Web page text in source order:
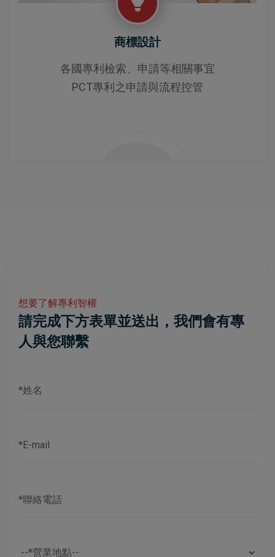
商標設計
各國專利檢索、申請等相關事宜
PCT專利之申請與流程控管
想要了解專利智權
請完成下方表單並送出，我們會有專
人與您聯繫